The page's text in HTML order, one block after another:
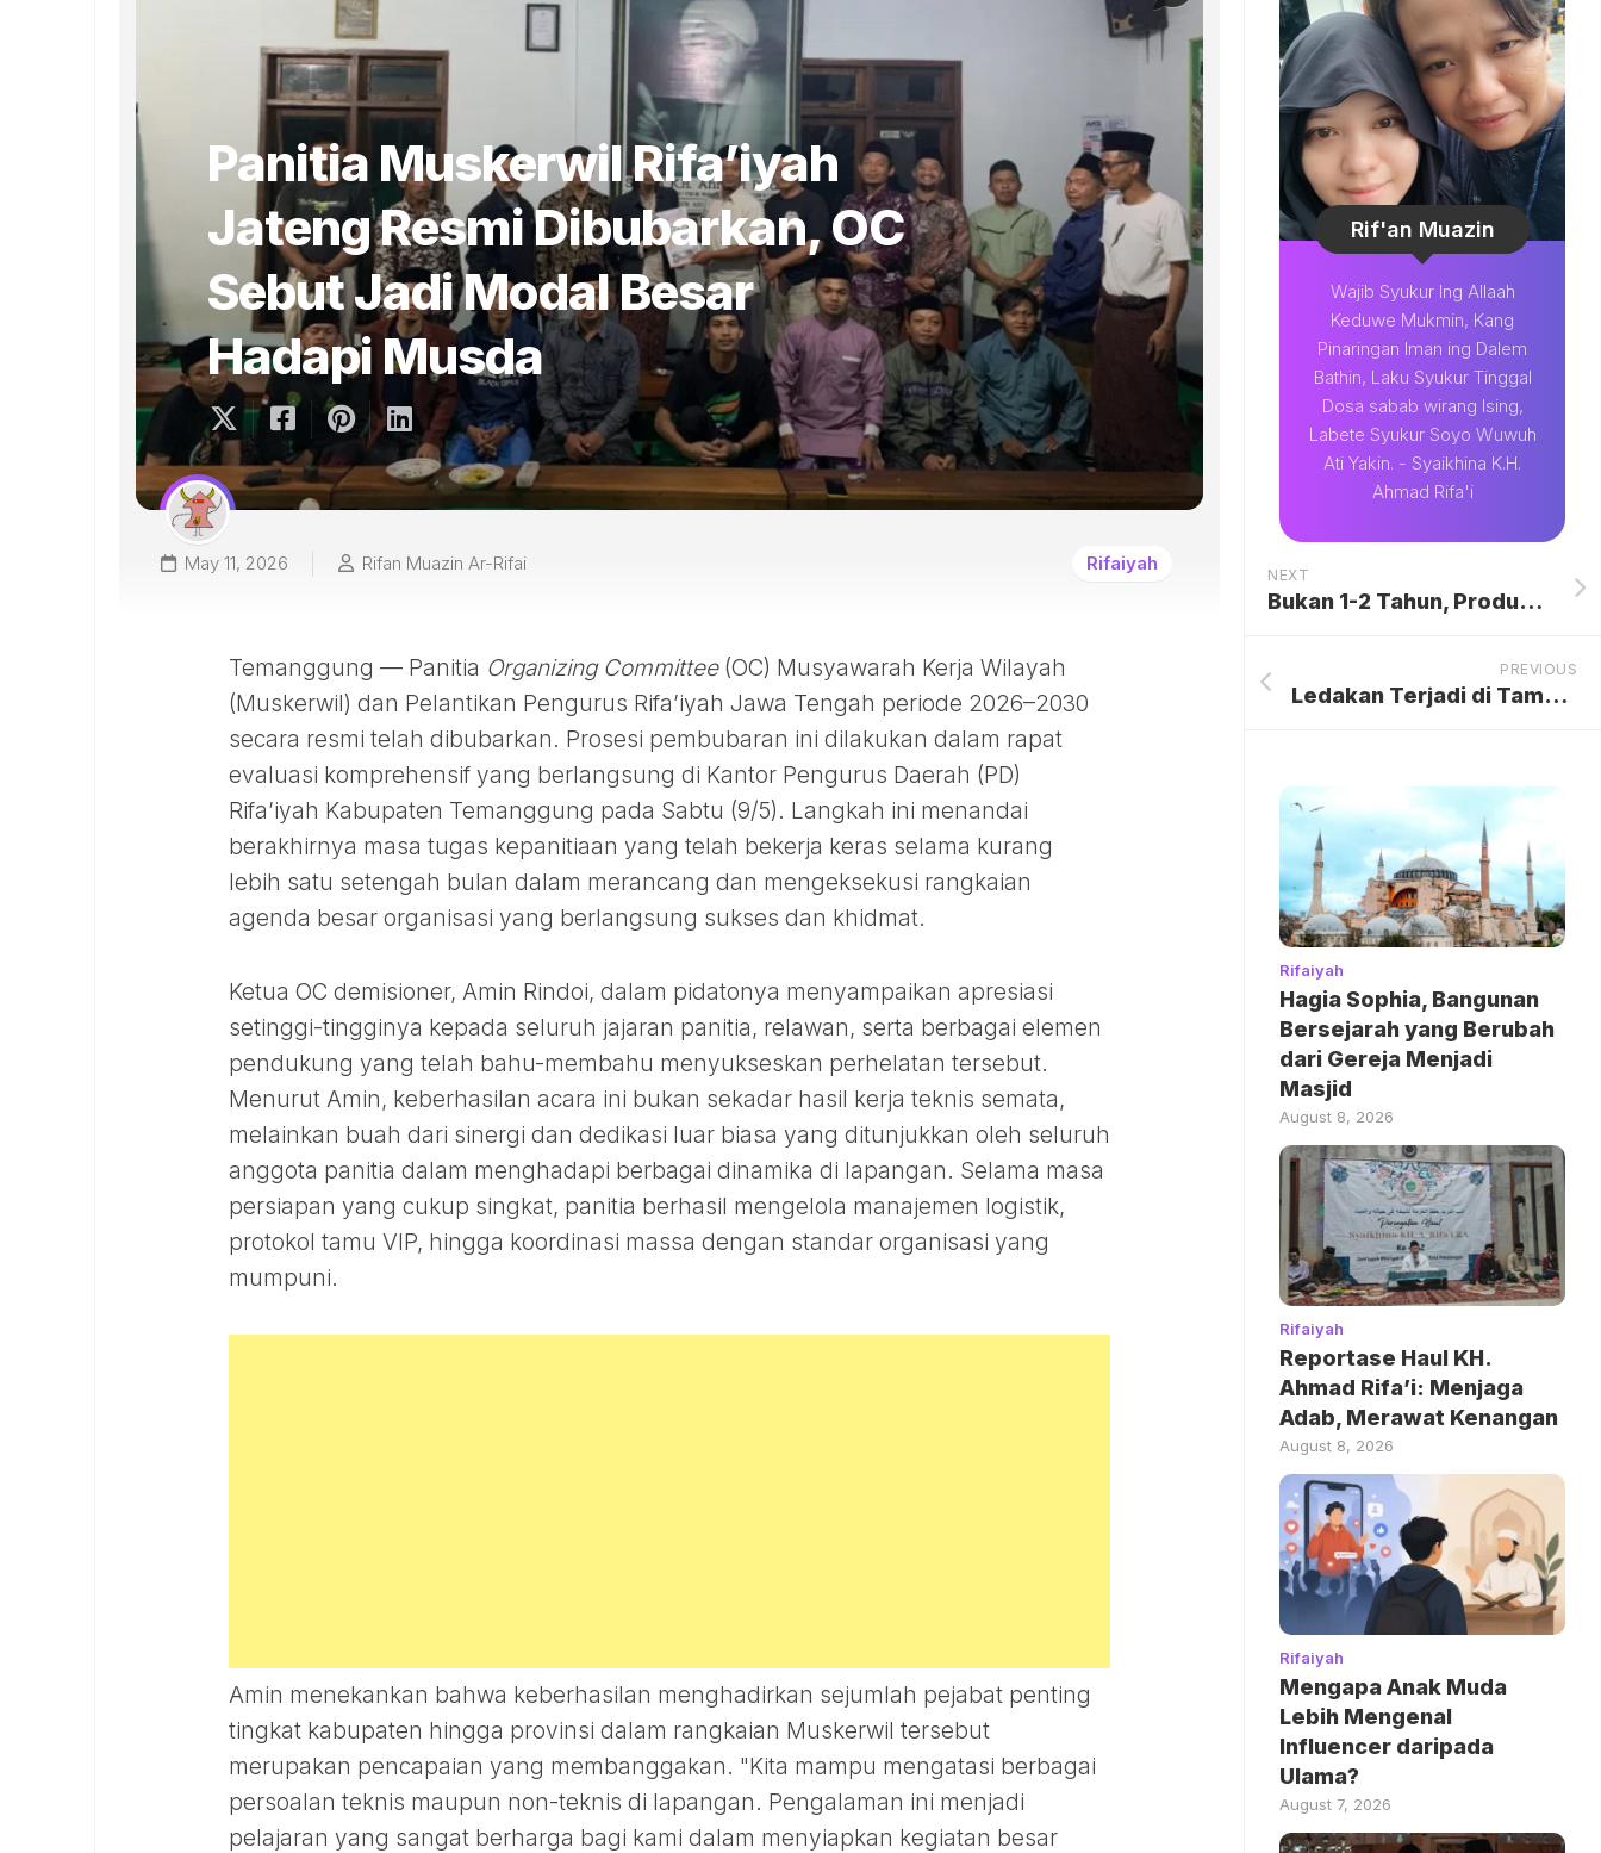
Panitia Muskerwil Rifa’iyah
Jateng Resmi Dibubarkan, OC
Sebut Jadi Modal Besar
Hadapi Musda
May 11, 2026 Rifan Muazin Ar-Rifai Rifaiyah
Temanggung — Panitia Organizing Committee(OC) Musyawarah Kerja Wilayah
(Muskerwil) dan Pelantikan Pengurus Rifa’iyah Jawa Tengah periode 2026–2030
secara resmi telah dibubarkan. Prosesi pembubaran ini dilakukan dalam rapat
evaluasi komprehensif yang berlangsung di Kantor Pengurus Daerah (PD)
Rifa’iyah Kabupaten Temanggung pada Sabtu (9/5). Langkah ini menandai
berakhirnya masa tugas kepanitiaan yang telah bekerja keras selama kurang
lebih satu setengah bulan dalam merancang dan mengeksekusi rangkaian
agenda besar organisasi yang berlangsung sukses dan khidmat.
Ketua OC demisioner, Amin Rindoi, dalam pidatonya menyampaikan apresiasi
setinggi-tingginya kepada seluruh jajaran panitia, relawan, serta berbagai elemen
pendukung yang telah bahu-membahu menyukseskan perhelatan tersebut.
Menurut Amin, keberhasilan acara ini bukan sekadar hasil kerja teknis semata,
melainkan buah dari sinergi dan dedikasi luar biasa yang ditunjukkan oleh seluruh
anggota panitia dalam menghadapi berbagai dinamika di lapangan. Selama masa
persiapan yang cukup singkat, panitia berhasil mengelola manajemen logistik,
protokol tamu VIP, hingga koordinasi massa dengan standar organisasi yang
mumpuni.
Amin menekankan bahwa keberhasilan menghadirkan sejumlah pejabat penting
tingkat kabupaten hingga provinsi dalam rangkaian Muskerwil tersebut
merupakan pencapaian yang membanggakan. "Kita mampu mengatasi berbagai
persoalan teknis maupun non-teknis di lapangan. Pengalaman ini menjadi
pelajaran yang sangat berharga bagi kami dalam menyiapkan kegiatan besar
Rif'an Muazin
Wajib Syukur Ing Allaah
Keduwe Mukmin, Kang
Pinaringan Iman ing Dalem
Bathin, Laku Syukur Tinggal
Dosa sabab wirang Ising,
Labete Syukur Soyo Wuwuh
Ati Yakin. - Syaikhina K.H.
Ahmad Rifa'i
NEXT
Bukan 1-2 Tahun, Produsen Minta Insentif EV Berlaku Jangka Panjang
PREVIOUS
Ledakan Terjadi di Tambang Batu Bara Kolombia, 4 Penambang Tewas
Rifaiyah
Hagia Sophia, Bangunan
Bersejarah yang Berubah
dari Gereja Menjadi
Masjid
August 8, 2026
Rifaiyah
Reportase Haul KH.
Ahmad Rifa’i: Menjaga
Adab, Merawat Kenangan
August 8, 2026
Rifaiyah
Mengapa Anak Muda
Lebih Mengenal
Influencer daripada
Ulama?
August 7, 2026